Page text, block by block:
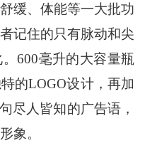
、体能等一大批功
记住的只有脉动和尖
600毫升的大容量瓶
的LOGO设计，再加
尽人皆知的广告语，
象。